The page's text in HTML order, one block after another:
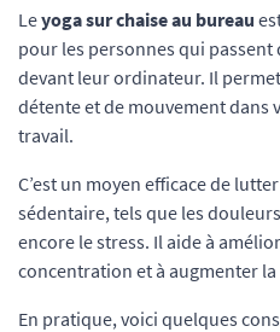
Leyoga sur chaise au bureau
pour les personnes qui passent
devant leur ordinateur. Il
détente et de mouvement
travail.
C’est un moyen efficace de
sédentaire, tels que les
encore le stress. Il aide à
concentration et à augmenter
En pratique, voici quelques